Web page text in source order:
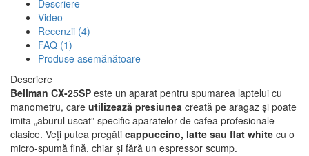
Descriere
Video
Recenzii (4)
FAQ (1)
Produse asemănătoare
Descriere
Bellman CX-25SP este un aparat pentru spumarea laptelui cu
manometru, care utilizează presiunea creată pe aragaz și poate
imita „aburul uscat” specific aparatelor de cafea profesionale
clasice. Veți putea pregăti cappuccino, latte sau flat white cu o
micro-spumă fină, chiar și fără un espressor scump.